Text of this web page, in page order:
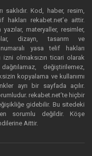
Kod, haber, resim,
rekabet.net’e aittir.
materyaller, resimler,
dizayn, tasarım ve
yasa telif hakları
izni olmaksızın ticari olarak
değiştirilemez,
kopyalama ve kullanımı
ayrı bir sayfada açılır.
rekabet.net’te hiçbir
gidebilir. Bu sitedeki
sorumlu değildir. Köşe
Aittir.